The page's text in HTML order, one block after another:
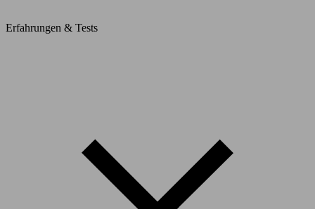
Erfahrungen & Tests